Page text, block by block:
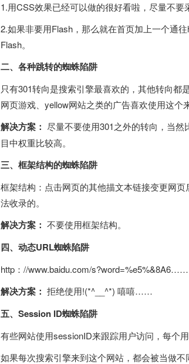
1.用CSS效果已经可以做的很好看啦，尽量不要
2.如果非要用Flash，那么就在首页加上一个通
Flash。
二、各种跳转的蜘蛛陷阱
只有301转向是搜索引擎最喜欢的，其他转向
网页游戏、yellow网站之类的广告喜欢使用这个
解决方案： 尽量不要使用301之外的转向，当
目中权重比较高。
三、框架结构的蜘蛛陷阱
框架结构：点击网页的其他描文本链接变更网
法收录的。
解决方案： 不要使用框架结构。
四、动态URL蜘蛛陷阱
http：//www.baidu.com/s?word=%e5%&8A6……
解决方案： 拒绝使用!(*^__^*) 嘻嘻……
五、Session ID蜘蛛陷阱
有些网站使用sessionID来跟踪用户访问，每个
如果每次搜索引擎来到这个网站，都会被当做